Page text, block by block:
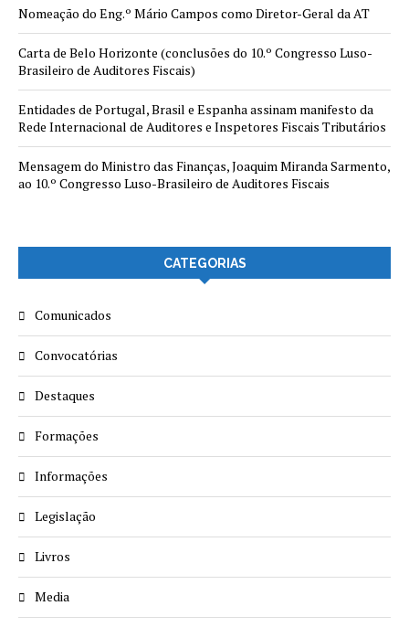
Nomeação do Eng.º Mário Campos como Diretor-Geral da AT
Carta de Belo Horizonte (conclusões do 10.º Congresso Luso-
Brasileiro de Auditores Fiscais)
Entidades de Portugal, Brasil e Espanha assinam manifesto da
Rede Internacional de Auditores e Inspetores Fiscais Tributários
Mensagem do Ministro das Finanças, Joaquim Miranda Sarmento,
ao 10.º Congresso Luso-Brasileiro de Auditores Fiscais
CATEGORIAS
Comunicados
Convocatórias
Destaques
Formações
Informações
Legislação
Livros
Media